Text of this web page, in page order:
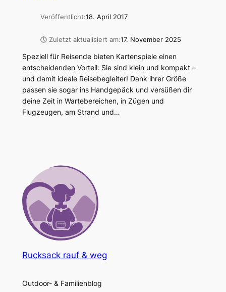
Veröffentlicht:18. April 2017
🕓 Zuletzt aktualisiert am:17. November 2025
Speziell für Reisende bieten Kartenspiele einen
entscheidenden Vorteil: Sie sind klein und kompakt –
und damit ideale Reisebegleiter! Dank ihrer Größe
passen sie sogar ins Handgepäck und versüßen dir
deine Zeit in Wartebereichen, in Zügen und
Flugzeugen, am Strand und…
Rucksack rauf & weg
Outdoor- & Familienblog